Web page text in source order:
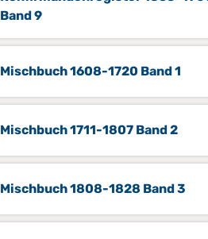
Band 9
Mischbuch 1608-1720 Band 1
Mischbuch 1711-1807 Band 2
Mischbuch 1808-1828 Band 3